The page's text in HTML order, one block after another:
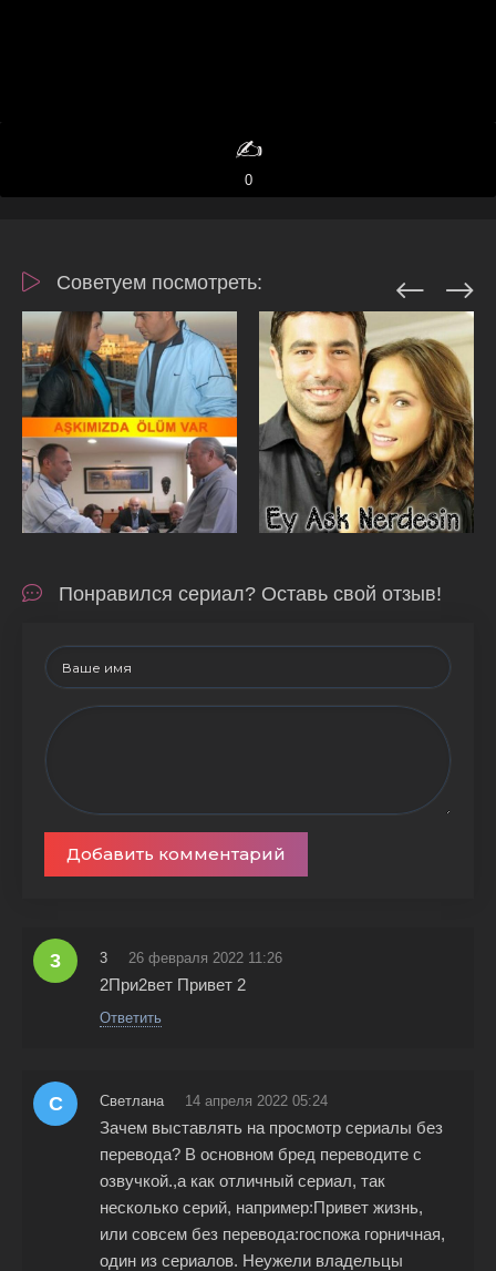
✍️
0
Советуем посмотреть:
Понравился сериал? Оставь свой отзыв!
Добавить комментарий
3 3 26 февраля 2022 11:26
2При2вет Привет 2
Ответить
С Светлана 14 апреля 2022 05:24
Зачем выставлять на просмотр сериалы без
перевода? В основном бред переводите с
озвучкой.,а как отличный сериал, так
несколько серий, например:Привет жизнь,
или совсем без перевода:госпожа горничная,
один из сериалов. Неужели владельцы